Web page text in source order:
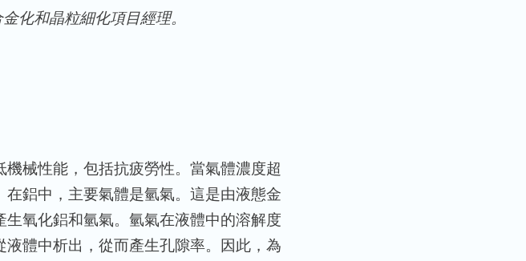
化和晶粒細化項目經理。
械性能，包括抗疲勞性。當氣體濃度超
鋁中，主要氣體是氫氣。這是由液態金
氧化鋁和氫氣。氫氣在液體中的溶解度
體中析出，從而產生孔隙率。因此，為